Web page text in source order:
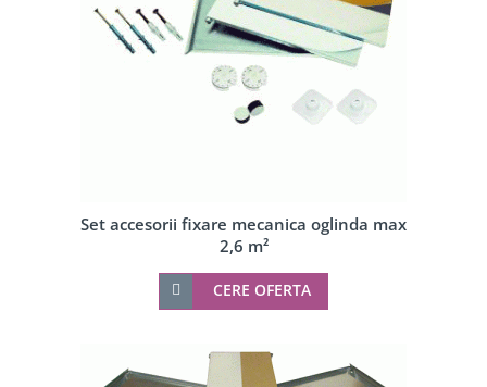
Set accesorii fixare mecanica oglinda max
2,6 m²
CERE OFERTA